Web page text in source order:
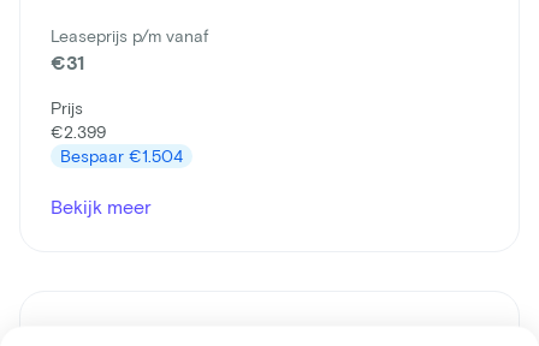
Leaseprijs p/m vanaf
€31
Prijs
€2.399
Bespaar €1.504
Bekijk meer